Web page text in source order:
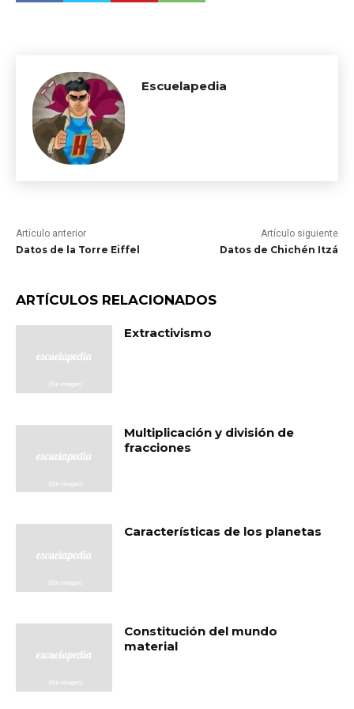
Escuelapedia
Artículo anterior
Datos de la Torre Eiffel
Artículo siguiente
Datos de Chichén Itzá
ARTÍCULOS RELACIONADOS
Extractivismo
Multiplicación y división de
fracciones
Características de los planetas
Constitución del mundo
material